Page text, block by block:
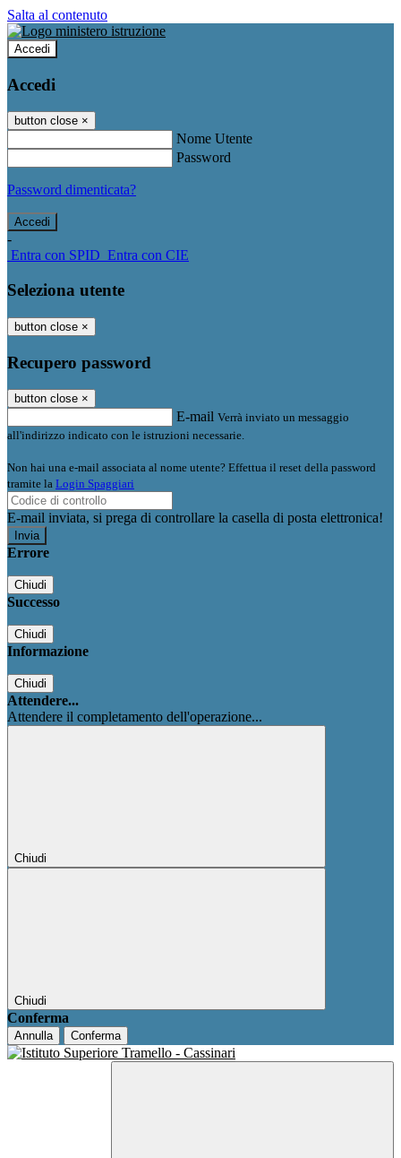
Salta al contenuto
Accedi
Accedi
button close ×
Nome Utente
Password
Password dimenticata?
-
Entra con SPID Entra con CIE
Seleziona utente
button close ×
Recupero password
button close ×
E-mail Verrà inviato un messaggio
all'indirizzo indicato con le istruzioni necessarie.
Non hai una e-mail associata al nome utente? Effettua il reset della password
tramite la Login Spaggiari
E-mail inviata, si prega di controllare la casella di posta elettronica!
Errore
Chiudi
Successo
Chiudi
Informazione
Chiudi
Attendere...
Attendere il completamento dell'operazione...
Chiudi
Chiudi
Conferma
Annulla Conferma